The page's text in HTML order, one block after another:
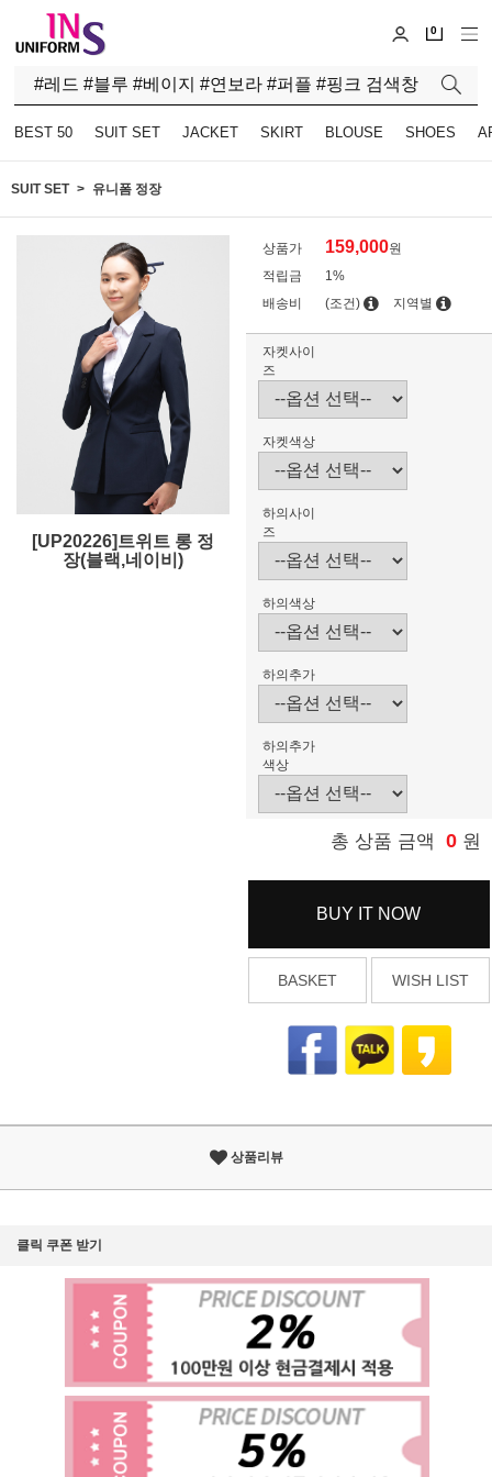
0
BEST 50 SUIT SET JACKET SKIRT BLOUSE SHOES
SUIT SET 유니폼 정장
[UP20226]트위트 롱 정
장(블랙,네이비)
상품가 159,000원
적립금
1%
배송비
(조건) 지역별
자켓사이
즈
자켓색상
하의사이
즈
하의색상
하의추가
하의추가
색상
총 상품 금액 0 원
BUY IT NOW
BASKET WISH LIST
상품리뷰
클릭 쿠폰 받기